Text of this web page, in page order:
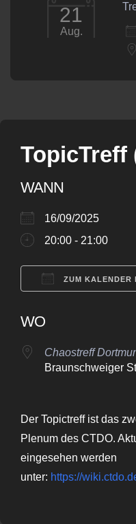
TopicTreff
WANN
16/09/2025
20:00 - 21:00
ZUM KALENDER
WO
Chaostreff
Braunschweiger
Der Topictreff ist das
Plenum des CTDO.
eingesehen werden
unter: https://
21
Aug.